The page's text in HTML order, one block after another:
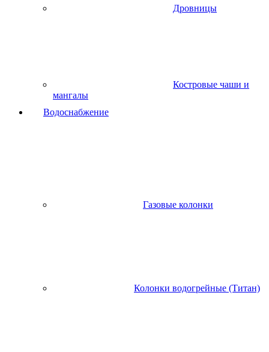
Дровницы
Костровые чаши и
мангалы
Водоснабжение
Газовые колонки
Колонки водогрейные (Титан)